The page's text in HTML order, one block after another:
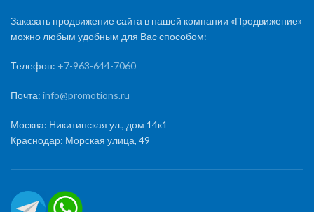
Заказать продвижение сайта в нашей компании «Продвижение»
можно любым удобным для Вас способом:
Телефон: +7-963-644-7060
Почта: info@promotions.ru
Москва: Никитинская ул., дом 14к1
Краснодар: Морская улица, 49